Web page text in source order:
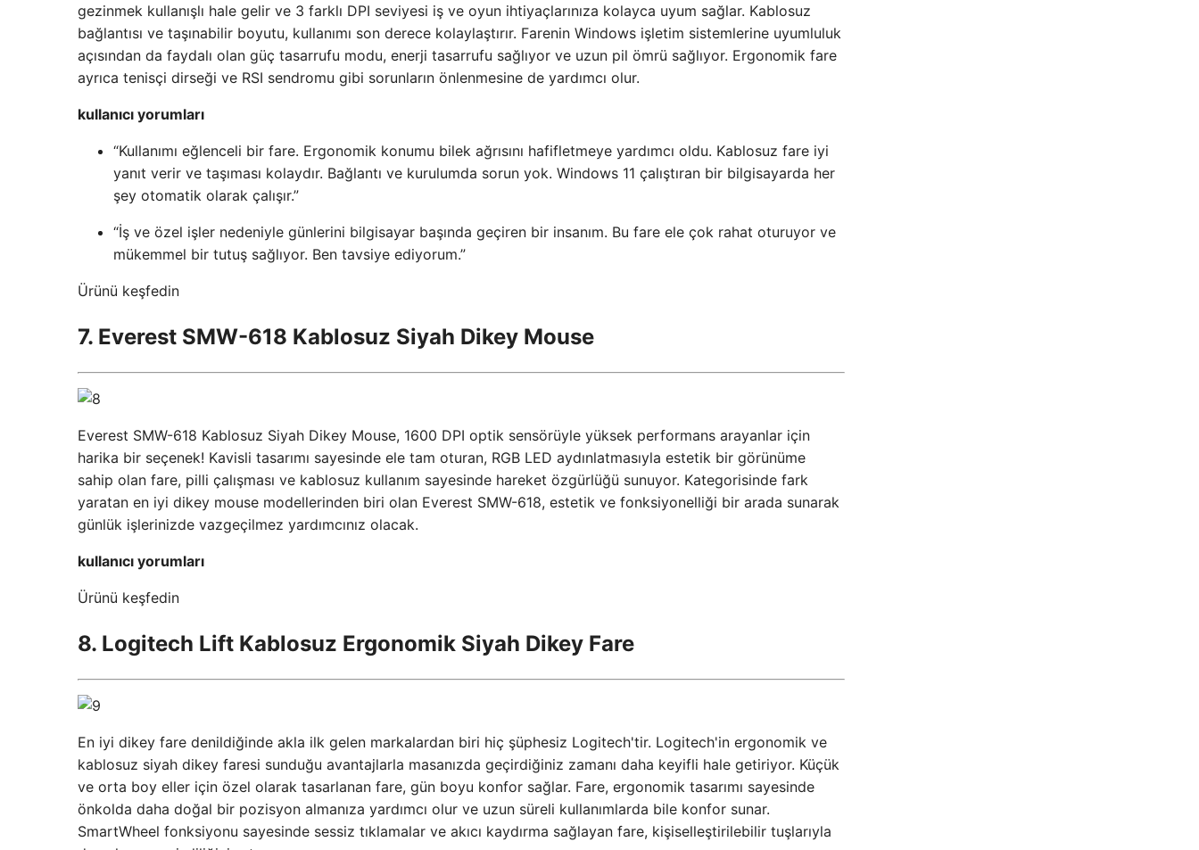
gezinmek kullanışlı hale gelir ve 3 farklı DPI seviyesi iş ve oyun ihtiyaçlarınıza kolayca uyum sağlar. Kablosuz
bağlantısı ve taşınabilir boyutu, kullanımı son derece kolaylaştırır. Farenin Windows işletim sistemlerine uyumluluk
açısından da faydalı olan güç tasarrufu modu, enerji tasarrufu sağlıyor ve uzun pil ömrü sağlıyor. Ergonomik fare
ayrıca tenisçi dirseği ve RSI sendromu gibi sorunların önlenmesine de yardımcı olur.
kullanıcı yorumları
“Kullanımı eğlenceli bir fare. Ergonomik konumu bilek ağrısını hafifletmeye yardımcı oldu. Kablosuz fare iyi
yanıt verir ve taşıması kolaydır. Bağlantı ve kurulumda sorun yok. Windows 11 çalıştıran bir bilgisayarda her
şey otomatik olarak çalışır.”
“İş ve özel işler nedeniyle günlerini bilgisayar başında geçiren bir insanım. Bu fare ele çok rahat oturuyor ve
mükemmel bir tutuş sağlıyor. Ben tavsiye ediyorum.”
Ürünü keşfedin
7. Everest SMW-618 Kablosuz Siyah Dikey Mouse
Everest SMW-618 Kablosuz Siyah Dikey Mouse, 1600 DPI optik sensörüyle yüksek performans arayanlar için
harika bir seçenek! Kavisli tasarımı sayesinde ele tam oturan, RGB LED aydınlatmasıyla estetik bir görünüme
sahip olan fare, pilli çalışması ve kablosuz kullanım sayesinde hareket özgürlüğü sunuyor. Kategorisinde fark
yaratan en iyi dikey mouse modellerinden biri olan Everest SMW-618, estetik ve fonksiyonelliği bir arada sunarak
günlük işlerinizde vazgeçilmez yardımcınız olacak.
kullanıcı yorumları
Ürünü keşfedin
8. Logitech Lift Kablosuz Ergonomik Siyah Dikey Fare
En iyi dikey fare denildiğinde akla ilk gelen markalardan biri hiç şüphesiz Logitech'tir. Logitech'in ergonomik ve
kablosuz siyah dikey faresi sunduğu avantajlarla masanızda geçirdiğiniz zamanı daha keyifli hale getiriyor. Küçük
ve orta boy eller için özel olarak tasarlanan fare, gün boyu konfor sağlar. Fare, ergonomik tasarımı sayesinde
önkolda daha doğal bir pozisyon almanıza yardımcı olur ve uzun süreli kullanımlarda bile konfor sunar.
SmartWheel fonksiyonu sayesinde sessiz tıklamalar ve akıcı kaydırma sağlayan fare, kişiselleştirilebilir tuşlarıyla